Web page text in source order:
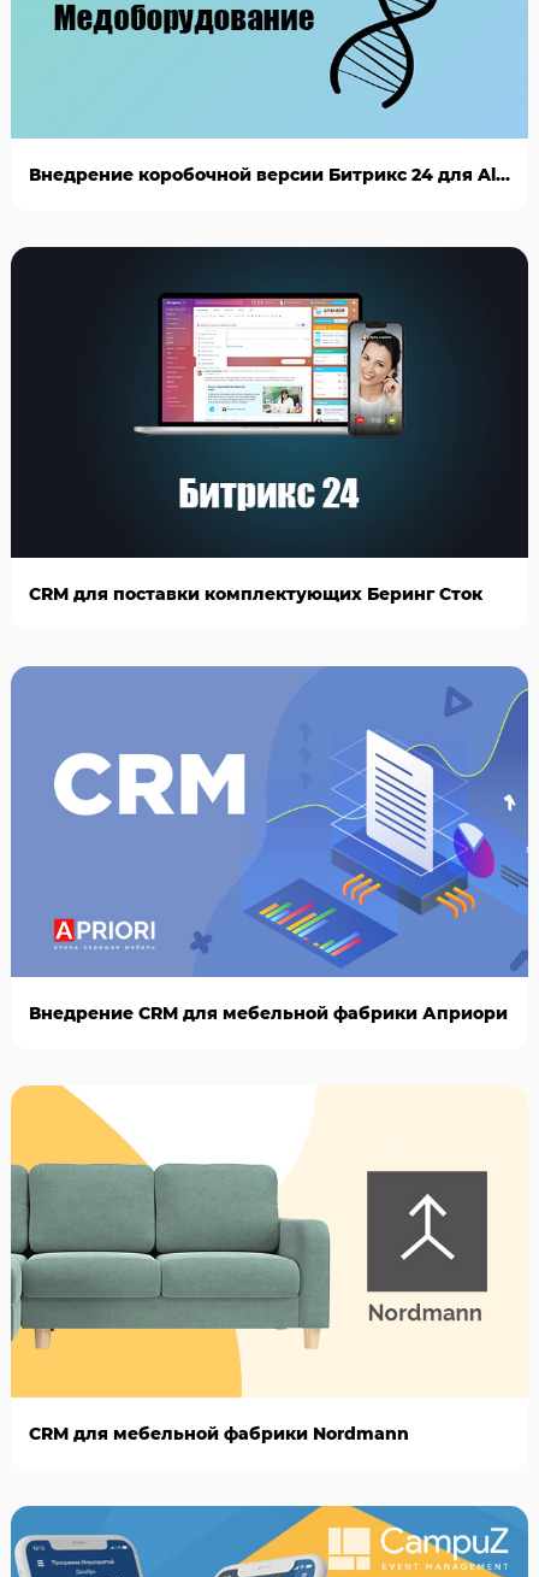
Внедрение коробочной версии Битрикс 24 для AlianBio
CRM для поставки комплектующих Беринг Сток
Внедрение CRM для мебельной фабрики Априори
CRM для мебельной фабрики Nordmann